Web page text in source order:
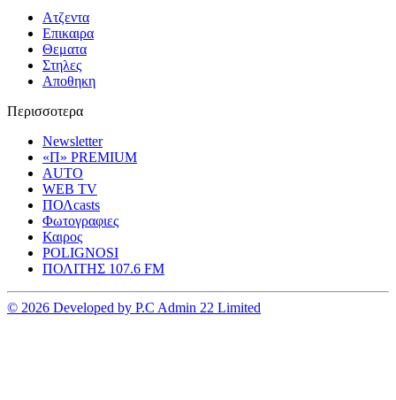
Ατζεντα
Επικαιρα
Θεματα
Στηλες
Αποθηκη
Περισσοτερα
Newsletter
«Π» PREMIUM
AUTO
WEB TV
ΠΟΛcasts
Φωτογραφιες
Καιρος
POLIGNOSI
ΠΟΛΙΤΗΣ 107.6 FM
© 2026 Developed by P.C Admin 22 Limited